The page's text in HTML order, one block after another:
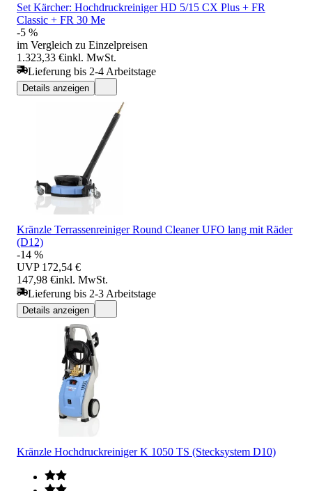
Set Kärcher: Hochdruckreiniger HD 5/15 CX Plus + FR
Classic + FR 30 Me
-5 %
im Vergleich zu Einzelpreisen
1.323,33 €inkl. MwSt.
Lieferung bis 2-4 Arbeitstage
Details anzeigen
Kränzle Terrassenreiniger Round Cleaner UFO lang mit Räder
(D12)
-14 %
UVP 172,54 €
147,98 €inkl. MwSt.
Lieferung bis 2-3 Arbeitstage
Details anzeigen
Kränzle Hochdruckreiniger K 1050 TS (Stecksystem D10)